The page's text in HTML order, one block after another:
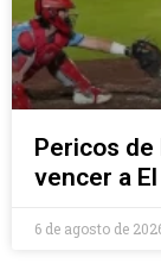
Pericos de
vencer a
6 de agosto de